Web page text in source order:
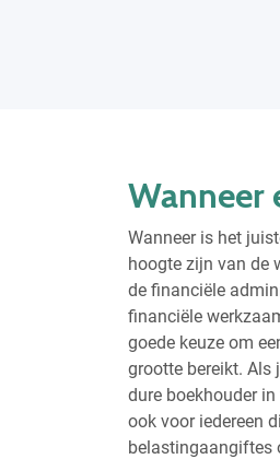
Wanneer
Wanneer is het
hoogte zijn van de
de financiële
financiële
goede keuze om
grootte bereikt. Als
dure boekhouder
ook voor iedereen
belastingaangiftes